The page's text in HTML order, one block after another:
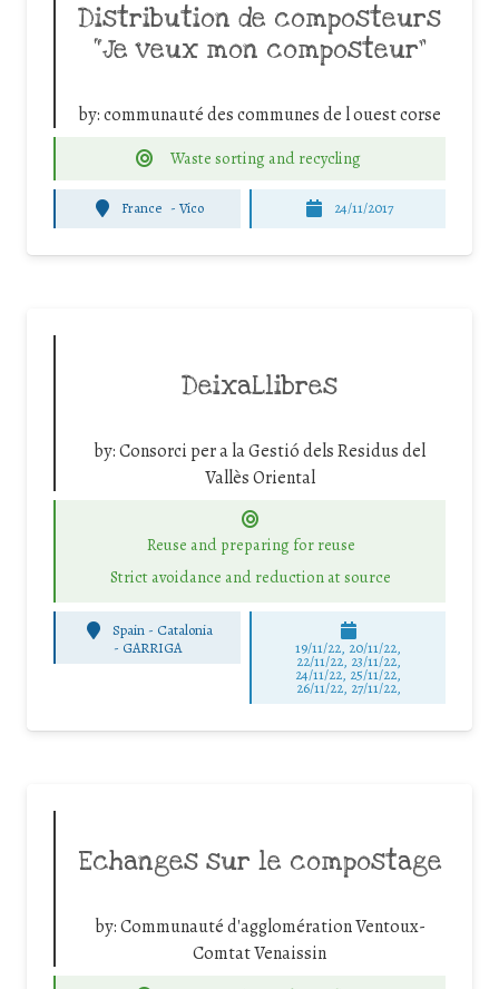
Distribution de composteurs
“Je veux mon composteur”
by:communauté des communes de l ouest corse
Waste sorting and recycling
France -Vico 24/11/2017
DeixaLlibres
by:Consorci per a la Gestió dels Residus del
Vallès Oriental
Reuse and preparing for reuse
Strict avoidance and reduction at source
Spain - Catalonia
- GARRIGA 19/11/22, 20/11/22,
22/11/22, 23/11/22,
24/11/22, 25/11/22,
26/11/22, 27/11/22,
Echanges sur le compostage
by:Communauté d'agglomération Ventoux-
Comtat Venaissin